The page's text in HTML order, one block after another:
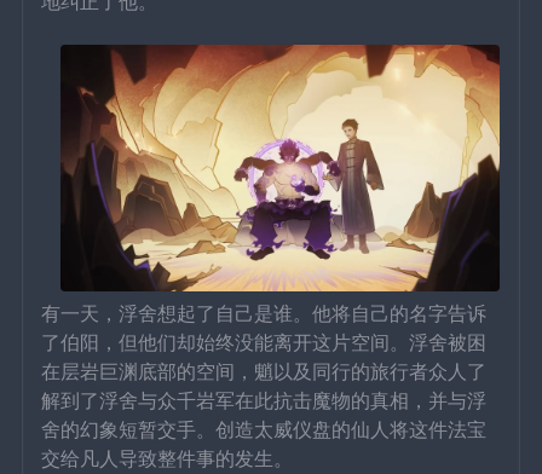
有一天，浮舍想起了自己是谁。他将自己的名字告诉
了伯阳，但他们却始终没能离开这片空间。浮舍被困
在层岩巨渊底部的空间，魈以及同行的旅行者众人了
解到了浮舍与众千岩军在此抗击魔物的真相，并与浮
舍的幻象短暂交手。创造太威仪盘的仙人将这件法宝
交给凡人导致整件事的发生。